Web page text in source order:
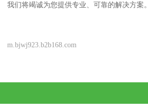
我们将竭诚为您提供专业、可靠的解决方案。
m.bjwj923.b2b168.com